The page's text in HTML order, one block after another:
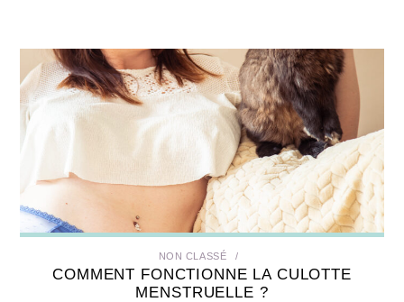
NON CLASSÉ
COMMENT FONCTIONNE LA CULOTTE
MENSTRUELLE ?